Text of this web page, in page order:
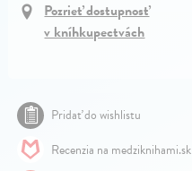
Pozrieť dostupnosť
v kníhkupectvách
Pridať do wishlistu
Recenzia na medziknihami.sk